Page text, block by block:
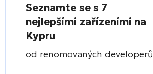
Seznamte se s 7
nejlepšími zařízeními na
Kypru
od renomovaných developerů